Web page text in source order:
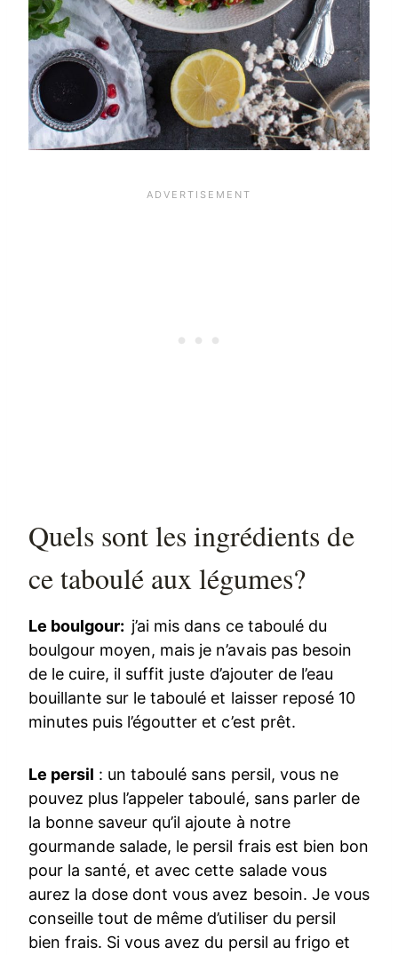
Quels sont les ingrédients de
ce taboulé aux légumes?
Le boulgour: j’ai mis dans ce taboulé du
boulgour moyen, mais je n’avais pas besoin
de le cuire, il suffit juste d’ajouter de l’eau
bouillante sur le taboulé et laisser reposé 10
minutes puis l’égoutter et c’est prêt.
Le persil : un taboulé sans persil, vous ne
pouvez plus l’appeler taboulé, sans parler de
la bonne saveur qu’il ajoute à notre
gourmande salade, le persil frais est bien bon
pour la santé, et avec cette salade vous
aurez la dose dont vous avez besoin. Je vous
conseille tout de même d’utiliser du persil
bien frais. Si vous avez du persil au frigo et